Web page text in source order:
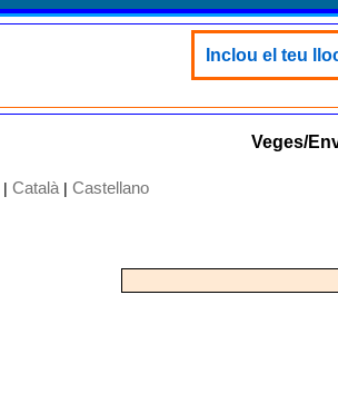
Inclou el teu
Veges/
| Català| Castellano